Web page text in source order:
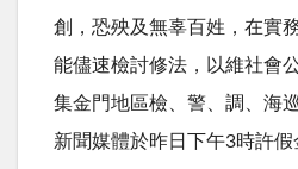
創，恐殃及無辜百姓，在實
能儘速檢討修法，以維社會
集金門地區檢、警、調、海
新聞媒體於昨日下午3時許